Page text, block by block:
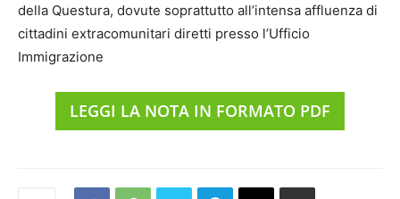
della Questura, dovute soprattutto all’intensa affluenza di
cittadini extracomunitari diretti presso l’Ufficio
Immigrazione
LEGGI LA NOTA IN FORMATO PDF